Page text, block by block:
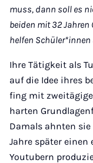
muss, dann soll es
beiden mit 32
helfen Schüler*innen
Ihre Tätigkeit als
auf die Idee ihres
fing mit
harten
Damals ahnten
Jahre später einen
Youtubern